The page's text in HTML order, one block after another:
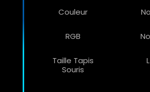
Couleur
RGB
Taille Tapis
Souris
L